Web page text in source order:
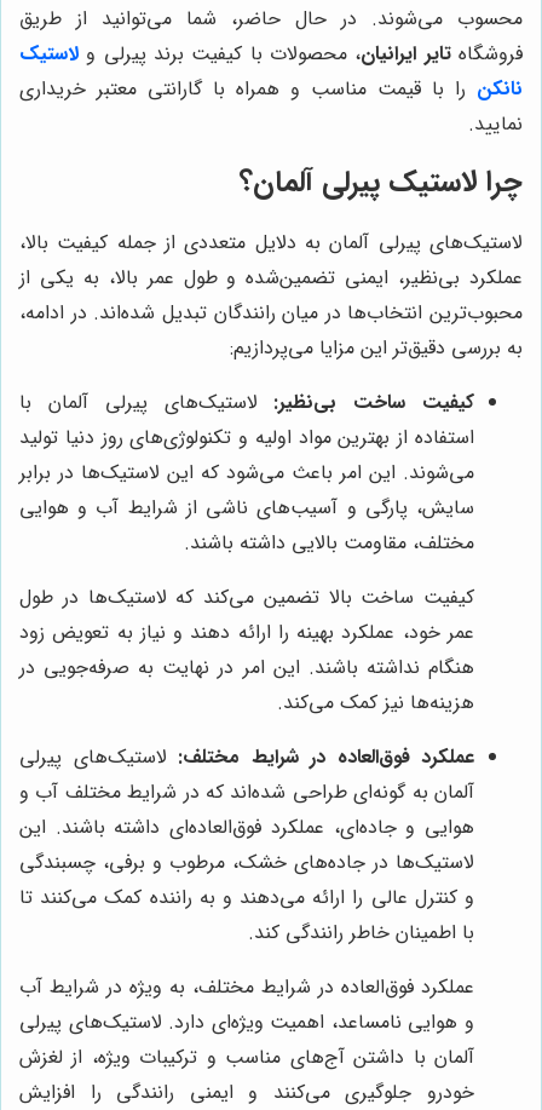
محسوب می‌شوند. در حال حاضر، شما می‌توانید از طریق
فروشگاهتایر ایرانیان، محصولات با کیفیت برند پیرلی و لاستیک
نانکن را با قیمت مناسب و همراه با گارانتی معتبر خریداری
نمایید.
چرا لاستیک پیرلی آلمان؟
لاستیک‌های پیرلی آلمان به دلایل متعددی از جمله کیفیت بالا،
عملکرد بی‌نظیر، ایمنی تضمین‌شده و طول عمر بالا، به یکی از
محبوب‌ترین انتخاب‌ها در میان رانندگان تبدیل شده‌اند. در ادامه،
به بررسی دقیق‌تر این مزایا می‌پردازیم:
کیفیت ساخت بی‌نظیر: لاستیک‌های پیرلی آلمان با
استفاده از بهترین مواد اولیه و تکنولوژی‌های روز دنیا تولید
می‌شوند. این امر باعث می‌شود که این لاستیک‌ها در برابر
سایش، پارگی و آسیب‌های ناشی از شرایط آب و هوایی
مختلف، مقاومت بالایی داشته باشند.
کیفیت ساخت بالا تضمین می‌کند که لاستیک‌ها در طول
عمر خود، عملکرد بهینه را ارائه دهند و نیاز به تعویض زود
هنگام نداشته باشند. این امر در نهایت به صرفه‌جویی در
هزینه‌ها نیز کمک می‌کند.
عملکرد فوق‌العاده در شرایط مختلف: لاستیک‌های پیرلی
آلمان به گونه‌ای طراحی شده‌اند که در شرایط مختلف آب و
هوایی و جاده‌ای، عملکرد فوق‌العاده‌ای داشته باشند. این
لاستیک‌ها در جاده‌های خشک، مرطوب و برفی، چسبندگی
و کنترل عالی را ارائه می‌دهند و به راننده کمک می‌کنند تا
با اطمینان خاطر رانندگی کند.
عملکرد فوق‌العاده در شرایط مختلف، به ویژه در شرایط آب
و هوایی نامساعد، اهمیت ویژه‌ای دارد. لاستیک‌های پیرلی
آلمان با داشتن آج‌های مناسب و ترکیبات ویژه، از لغزش
خودرو جلوگیری می‌کنند و ایمنی رانندگی را افزایش